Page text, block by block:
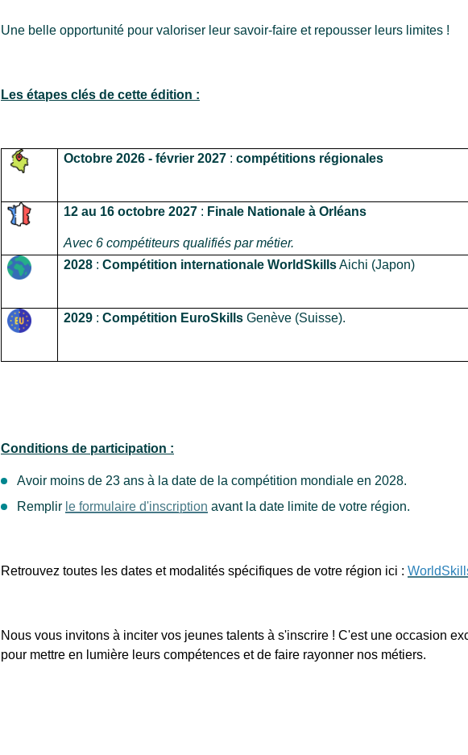
Une belle opportunité pour valoriser leur savoir-faire et repousser leurs limites !
Les étapes clés de cette édition :
Octobre 2026 - février 2027 :compétitions régionales
12 au 16 octobre 2027 : Finale Nationale à Orléans
Avec 6 compétiteurs qualifiés par métier.
2028 :Compétition internationale WorldSkillsAichi (Japon)
2029 :Compétition EuroSkills Genève (Suisse).
Conditions de participation :
Avoir moins de 23 ans à la date de la compétition mondiale en 2028.
Remplir le formulaire d'inscription avant la date limite de votre région.
Retrouvez toutes les dates et modalités spécifiques de votre région ici :
Nous vous invitons à inciter vos jeunes talents à s'inscrire ! C'est une occasion
pour mettre en lumière leurs compétences et de faire rayonner nos métiers.